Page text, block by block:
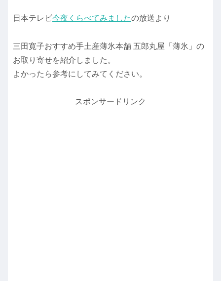
日本テレビ今夜くらべてみましたの放送より
三田寛子おすすめ手土産薄氷本舗 五郎丸屋「薄氷」の
お取り寄せを紹介しました。
よかったら参考にしてみてください。
スポンサードリンク